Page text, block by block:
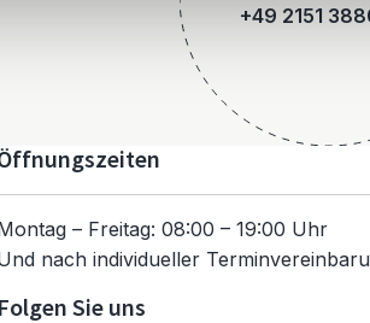
+49 2151
– Freitag: 08:00 – 19:00 Uhr
nach individueller
Folgen Sie uns